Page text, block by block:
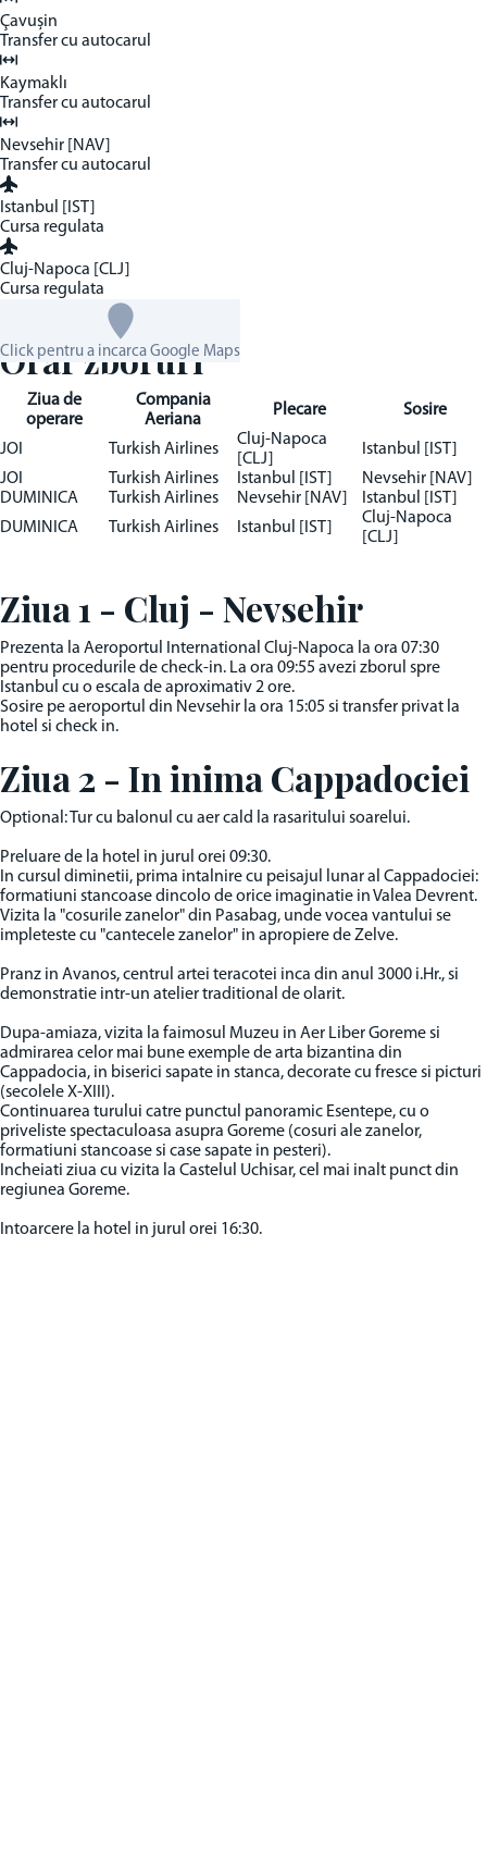
Çavușin
Transfer cu autocarul
Kaymaklı
Transfer cu autocarul
Nevsehir [NAV]
Transfer cu autocarul
Istanbul [IST]
Cursa regulata
Cluj-Napoca [CLJ]
Cursa regulata
Click pentru a incarca Google Maps
Orar zboruri
Ziua de
operare
Compania
Aeriana
Plecare Sosire
JOI Turkish Airlines
Cluj-Napoca
[CLJ]
Istanbul [IST]
JOI
Turkish Airlines Istanbul [IST]
Nevsehir [NAV]
DUMINICA
Turkish Airlines Nevsehir [NAV]
Istanbul [IST]
DUMINICA
Turkish Airlines Istanbul [IST]
Cluj-Napoca
[CLJ]
Ziua 1 - Cluj - Nevsehir
Prezenta la Aeroportul International Cluj-Napoca la ora 07:30
pentru procedurile de check-in. La ora 09:55 avezi zborul spre
Istanbul cu o escala de aproximativ 2 ore.
Sosire pe aeroportul din Nevsehir la ora 15:05 si transfer privat la
hotel si check in.
Ziua 2 - In inima Cappadociei
Optional: Tur cu balonul cu aer cald la rasaritului soarelui.
Preluare de la hotel in jurul orei 09:30.
In cursul diminetii, prima intalnire cu peisajul lunar al Cappadociei:
formatiuni stancoase dincolo de orice imaginatie in Valea Devrent.
Vizita la "cosurile zanelor" din Pasabag, unde vocea vantului se
impleteste cu "cantecele zanelor" in apropiere de Zelve.
Pranz in Avanos, centrul artei teracotei inca din anul 3000 i.Hr., si
demonstratie intr-un atelier traditional de olarit.
Dupa-amiaza, vizita la faimosul Muzeu in Aer Liber Goreme si
admirarea celor mai bune exemple de arta bizantina din
Cappadocia, in biserici sapate in stanca, decorate cu fresce si picturi
(secolele X-XIII).
Continuarea turului catre punctul panoramic Esentepe, cu o
priveliste spectaculoasa asupra Goreme (cosuri ale zanelor,
formatiuni stancoase si case sapate in pesteri).
Incheiati ziua cu vizita la Castelul Uchisar, cel mai inalt punct din
regiunea Goreme.
Intoarcere la hotel in jurul orei 16:30.